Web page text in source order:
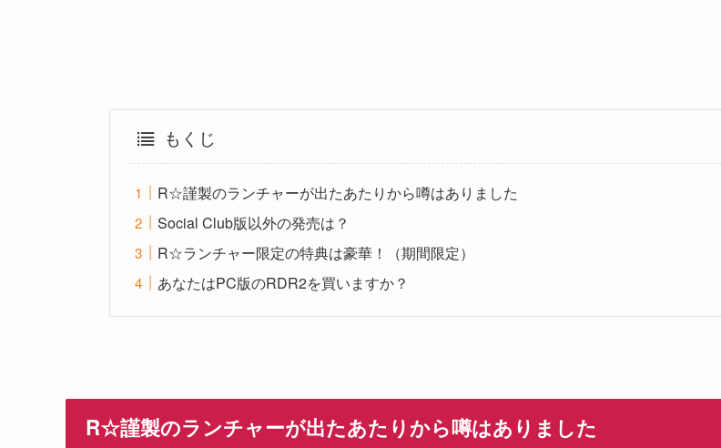
もくじ
R☆謹製のランチャーが出たあたりから噂はありました
Social Club版以外の発売は？
R☆ランチャー限定の特典は豪華！（期間限定）
あなたはPC版のRDR2を買いますか？
R☆謹製のランチャーが出たあたりから噂はありました